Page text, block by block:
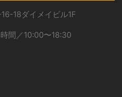
18ダイメイビル1F
間／10:00〜18:30